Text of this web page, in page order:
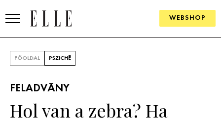
WEBSHOP
FŐOLDAL PSZICHÉ
FELADVÁNY
Hol van a zebra? Ha